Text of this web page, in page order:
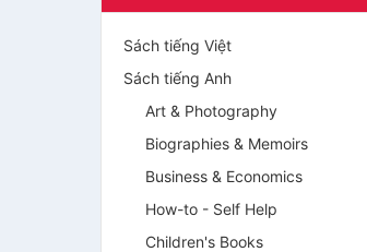
Sách tiếng Việt
Sách tiếng Anh
Art & Photography
Biographies & Memoirs
Business & Economics
How-to - Self Help
Children's Books